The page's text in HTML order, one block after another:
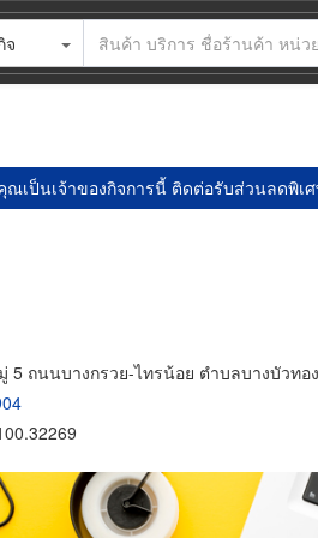
จ
ณเป็นเจ้าของกิจการนี้ ติดต่อรับส่วนลดพิเศ
5 ถนนบางกรวย-ไทรน้อย ตำบลบางบัวทอ